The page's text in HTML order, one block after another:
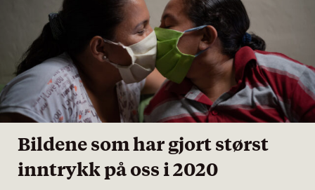
Bildene som har gjort størst
inntrykk på oss i 2020